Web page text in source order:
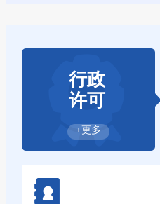
行政
许可
+更多